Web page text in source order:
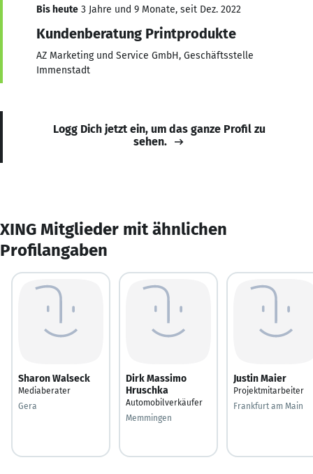
Bis heute 3 Jahre und 9 Monate, seit Dez. 2022
Kundenberatung Printprodukte
AZ Marketing und Service GmbH, Geschäftsstelle
Immenstadt
Logg Dich jetzt ein, um das ganze Profil zu
sehen.
XING Mitglieder mit ähnlichen
Profilangaben
Sharon Walseck
Mediaberater
Gera
Dirk Massimo
Hruschka
Automobilverkäufer
Memmingen
Justin Maier
Projektmitarbeiter
Frankfurt am Main